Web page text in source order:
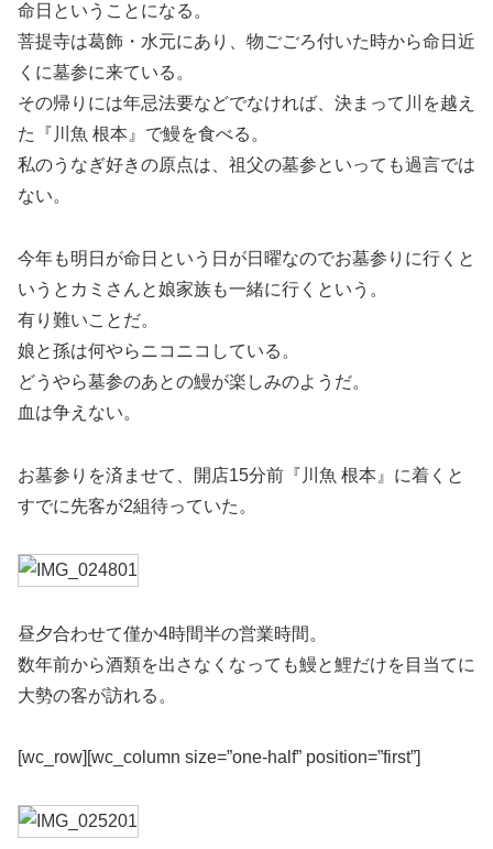
命日ということになる。
菩提寺は葛飾・水元にあり、物ごごろ付いた時から命日近
くに墓参に来ている。
その帰りには年忌法要などでなければ、決まって川を越え
た『川魚 根本』で鰻を食べる。
私のうなぎ好きの原点は、祖父の墓参といっても過言では
ない。
今年も明日が命日という日が日曜なのでお墓参りに行くと
いうとカミさんと娘家族も一緒に行くという。
有り難いことだ。
娘と孫は何やらニコニコしている。
どうやら墓参のあとの鰻が楽しみのようだ。
血は争えない。
お墓参りを済ませて、開店15分前『川魚 根本』に着くと
すでに先客が2組待っていた。
昼夕合わせて僅か4時間半の営業時間。
数年前から酒類を出さなくなっても鰻と鯉だけを目当てに
大勢の客が訪れる。
[wc_row][wc_column size=”one-half” position=”first”]